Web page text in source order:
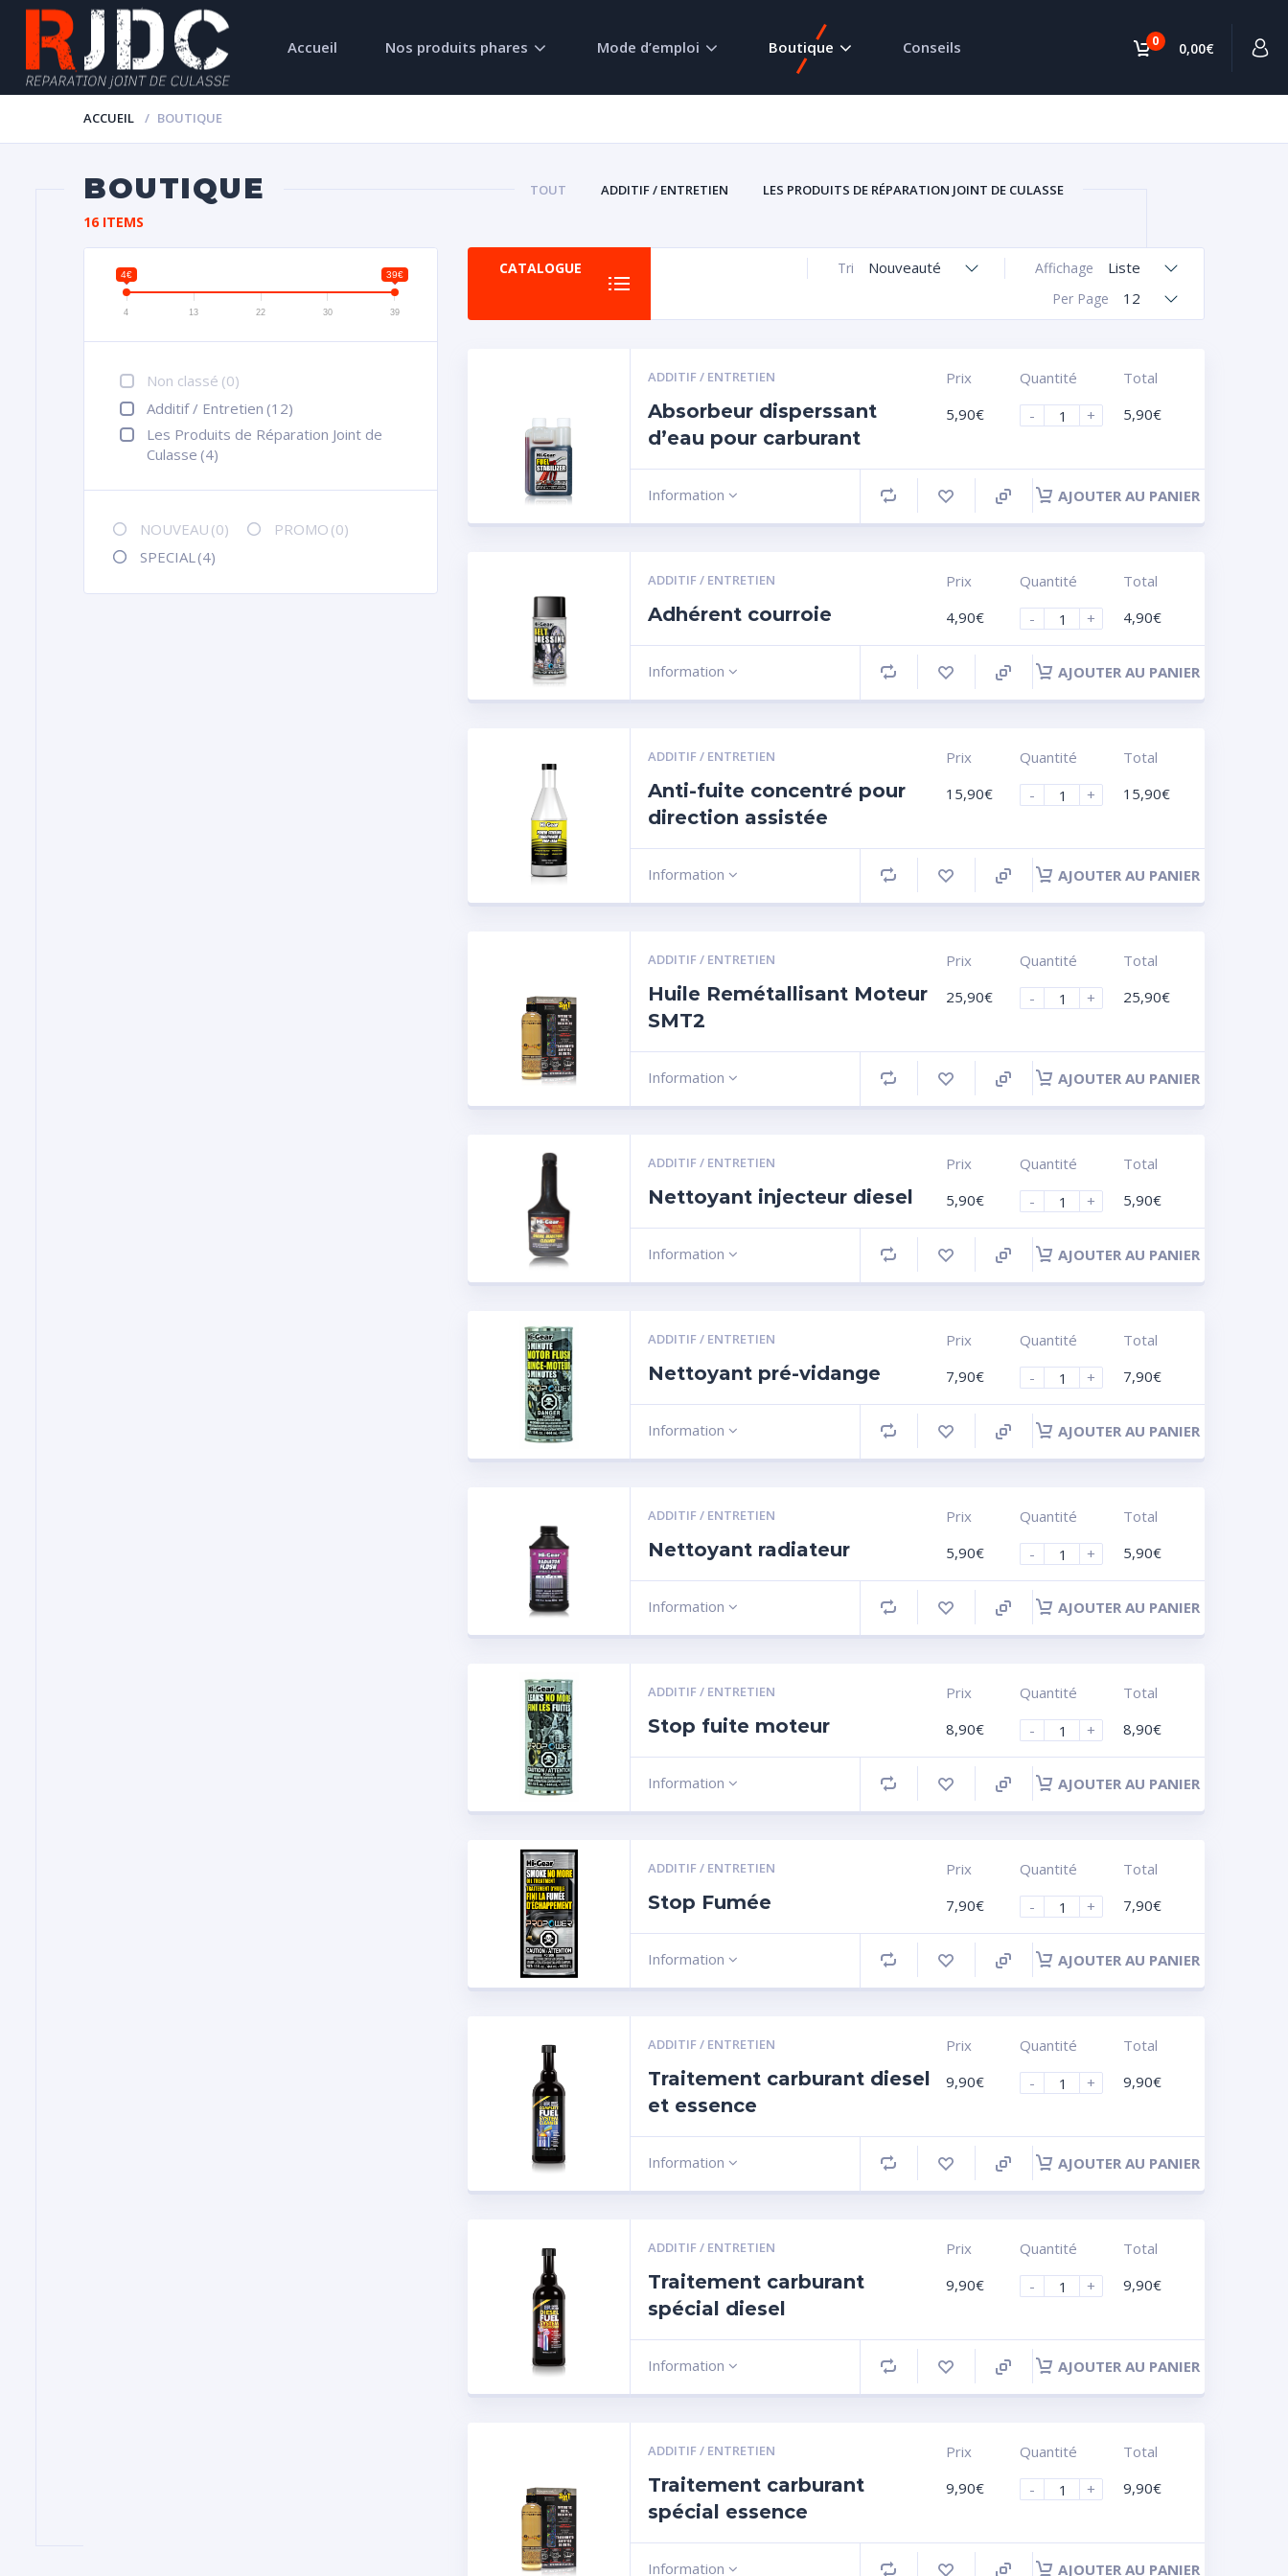
0 0,00€
Accueil Nos produits phares Mode d’emploi Boutique Conseils
ACCUEIL BOUTIQUE
BOUTIQUE TOUT ADDITIF / ENTRETIEN LES PRODUITS DE RÉPARATION JOINT DE CULASSE
16 ITEMS
4€ 39€
4 13 22 30 39
Non classé (0)
Additif / Entretien (12)
Les Produits de Réparation Joint de
Culasse (4)
NOUVEAU (0) PROMO (0)
SPECIAL (4)
CATALOGUE Affichage Liste
Tri Nouveauté
Per Page 12
ADDITIF / ENTRETIEN
Absorbeur disperssant
d’eau pour carburant
Prix
5,90€
Quantité
-
+
Total
5,90€
Information AJOUTER AU PANIER
ADDITIF / ENTRETIEN
Adhérent courroie
Prix
4,90€
Quantité
-
+
Total
4,90€
Information AJOUTER AU PANIER
ADDITIF / ENTRETIEN
Anti-fuite concentré pour
direction assistée
Prix
15,90€
Quantité
-
+
Total
15,90€
Information AJOUTER AU PANIER
ADDITIF / ENTRETIEN
Huile Remétallisant Moteur
SMT2
Prix
25,90€
Quantité
-
+
Total
25,90€
Information AJOUTER AU PANIER
ADDITIF / ENTRETIEN
Nettoyant injecteur diesel
Prix
5,90€
Quantité
-
+
Total
5,90€
Information AJOUTER AU PANIER
ADDITIF / ENTRETIEN
Nettoyant pré-vidange
Prix
7,90€
Quantité
-
+
Total
7,90€
Information AJOUTER AU PANIER
ADDITIF / ENTRETIEN
Nettoyant radiateur
Prix
5,90€
Quantité
-
+
Total
5,90€
Information AJOUTER AU PANIER
ADDITIF / ENTRETIEN
Stop fuite moteur
Prix
8,90€
Quantité
-
+
Total
8,90€
Information AJOUTER AU PANIER
ADDITIF / ENTRETIEN
Stop Fumée
Prix
7,90€
Quantité
-
+
Total
7,90€
Information AJOUTER AU PANIER
ADDITIF / ENTRETIEN
Traitement carburant diesel
et essence
Prix
9,90€
Quantité
-
+
Total
9,90€
Information AJOUTER AU PANIER
ADDITIF / ENTRETIEN
Traitement carburant
spécial diesel
Prix
9,90€
Quantité
-
+
Total
9,90€
Information AJOUTER AU PANIER
ADDITIF / ENTRETIEN
Traitement carburant
spécial essence
Prix
9,90€
Quantité
-
+
Total
9,90€
Information AJOUTER AU PANIER